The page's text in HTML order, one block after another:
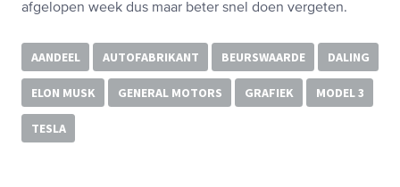
afgelopen week dus maar beter snel doen vergeten.
AANDEEL AUTOFABRIKANT BEURSWAARDE DALING
ELON MUSK GENERAL MOTORS GRAFIEK MODEL 3
TESLA